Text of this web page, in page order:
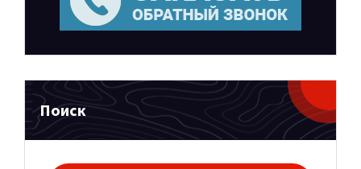
Поиск